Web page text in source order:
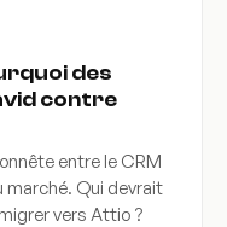
des
contre
entre le CRM
marché. Qui devrait
vers Attio ?